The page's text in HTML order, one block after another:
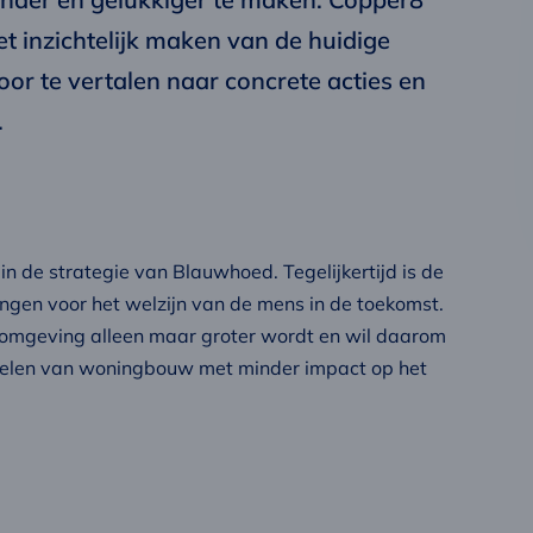
inzichtelijk maken van de huidige
te vertalen naar concrete acties en
de strategie van Blauwhoed. Tegelijkertijd is de
voor het welzijn van de mens in de toekomst.
alleen maar groter wordt en wil daarom
van woningbouw met minder impact op het